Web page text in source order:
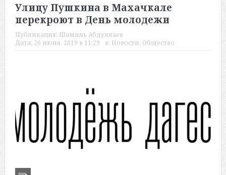
Улицу Пушкина в Махачкале
перекроют в День молодежи
Публикация: Шамиль Абдуллаев
Дата: 26 июня, 2019 в 11:29 в: Новости, Общество